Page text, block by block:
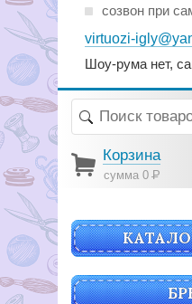
созвон при
virtuozi-
Шоу-рума нет,
Корзина
сумма 0Р